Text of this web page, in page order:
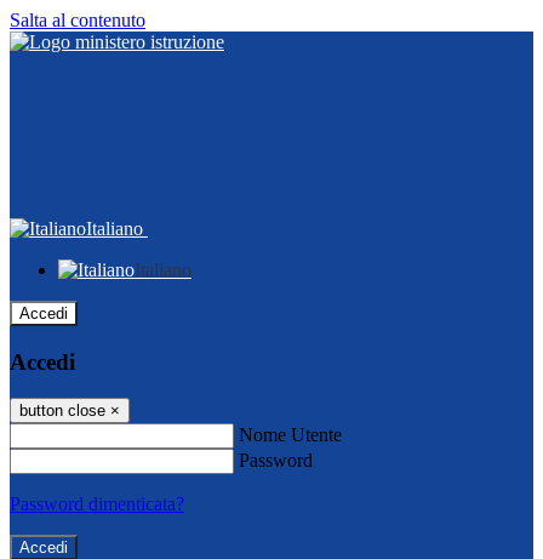
Salta al contenuto
Italiano
Italiano
Accedi
Accedi
button close ×
Nome Utente
Password
Password dimenticata?